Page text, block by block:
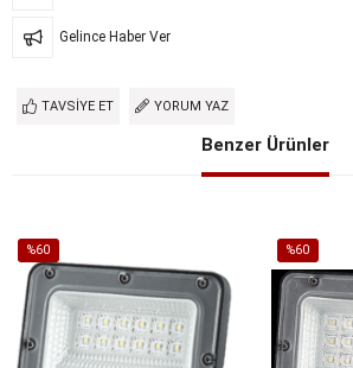
Gelince Haber Ver
TAVSIYE ET YORUM YAZ
Benzer Ürünler
%60
İndirim
%60İndirim
%60
İndirim
%60İndirim